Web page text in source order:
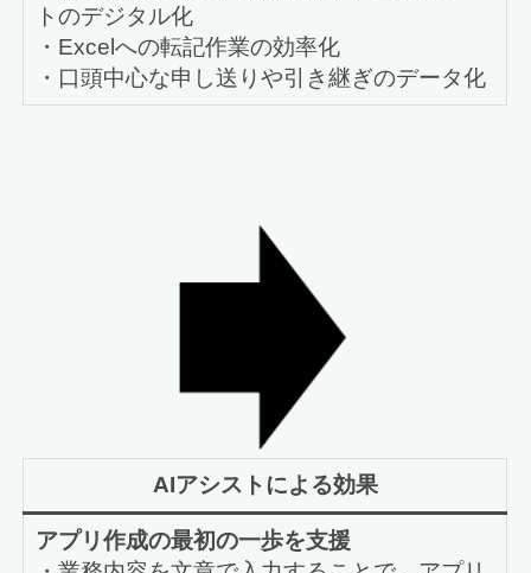
トのデジタル化
・Excelへの転記作業の効率化
・口頭中心な申し送りや引き継ぎのデータ化
AIアシストによる効果
アプリ作成の最初の一歩を支援